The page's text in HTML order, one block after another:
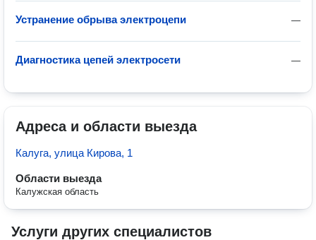
—
Устранение обрыва электроцепи
—
Диагностика цепей электросети
Адреса и области выезда
Калуга, улица Кирова, 1
Области выезда
Калужская область
Услуги других специалистов